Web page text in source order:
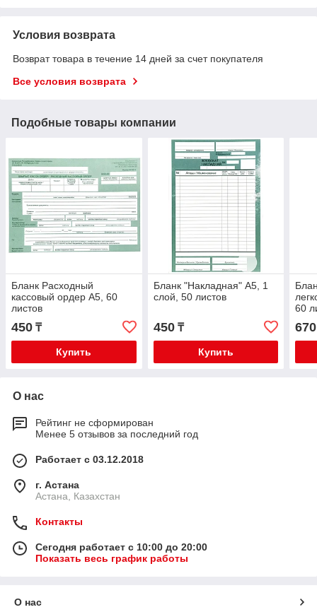
Условия возврата
Возврат товара в течение 14 дней за счет покупателя
Все условия возврата
Подобные товары компании
Бланк Расходный
кассовый ордер А5, 60
листов
450 ₸
Купить
Бланк "Накладная" А5, 1
слой, 50 листов
450₸
Купить
60
670
О нас
Рейтинг не сформирован
Менее 5 отзывов за последний год
Работает с 03.12.2018
г. Астана
Астана, Казахстан
Контакты
Сегодня работает с 10:00 до 20:00
Показать весь график работы
О нас